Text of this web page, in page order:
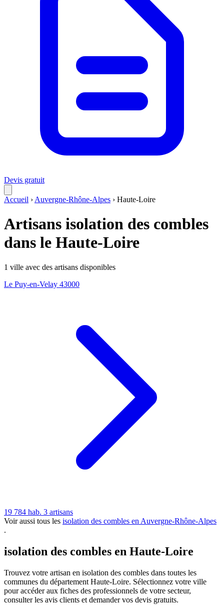
Devis gratuit
Accueil › Auvergne-Rhône-Alpes › Haute-Loire
Artisans isolation des combles
dans le Haute-Loire
1 ville avec des artisans disponibles
Le Puy-en-Velay 43000
19 784 hab. 3 artisans
Voir aussi tous les isolation des combles en Auvergne-Rhône-Alpes
.
isolation des combles en Haute-Loire
Trouvez votre artisan en isolation des combles dans toutes les
communes du département Haute-Loire. Sélectionnez votre ville
pour accéder aux fiches des professionnels de votre secteur,
consulter les avis clients et demander vos devis gratuits.